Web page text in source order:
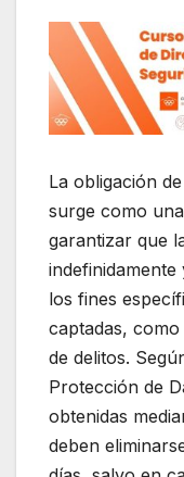
La obligación
surge como
garantizar que
los fines
captadas,
de delitos.
Protección de
obtenidas
deben